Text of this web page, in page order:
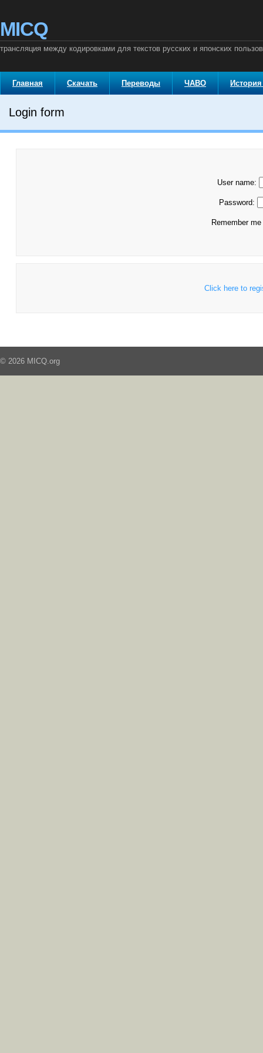
MICQ
трансляция между кодировками для текстов русских и японских
Главная Скачать Переводы ЧАВО
Login form
User name:
Password:
Remember
Click here to
© 2026 MICQ.org